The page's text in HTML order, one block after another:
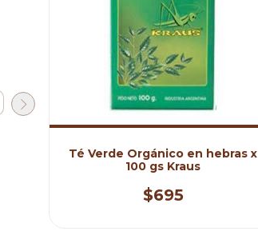
Té Verde Orgánico en hebras x
100 gs Kraus
$695